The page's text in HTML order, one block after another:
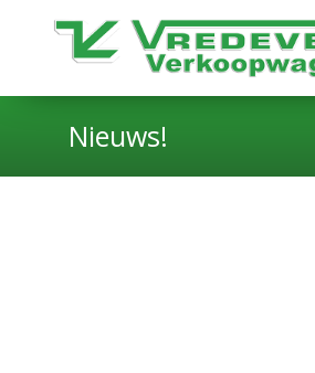
Nieuws!